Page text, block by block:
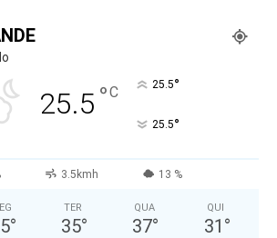
25.5 °C 25.5°
25.5°
3.5kmh 13 %
°
TER
35°
QUA
37°
QUI
31 °